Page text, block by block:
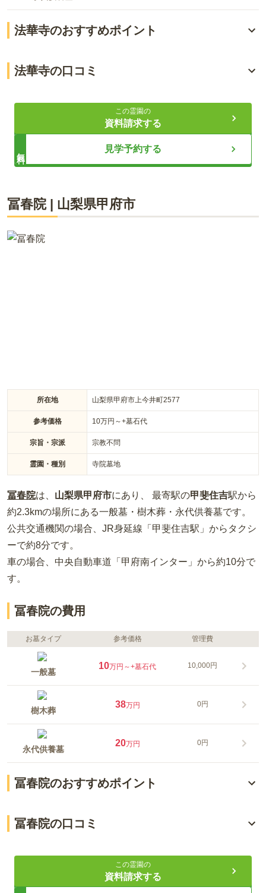
法華寺のおすすめポイント
ペットと共葬可能
ライフドット編集部
近にあります。1200年以上続く歴史あるお寺で、甲府空襲を免
れた立派な山門は、厳かな雰囲気の佇まいです。境内には梅や
紅葉など季節を感じる樹花があり、お墓参りと一緒に境内の散
策も楽しめます。法華寺の永代供養墓は、合祀墓から個別墓・
法華寺の口コミ
60代・女性
甲府駅から徒歩で向かいました。特に迷うこともなくすぐ到
着しました。行きやすくて助かりました。車で行ってもわか
この霊園の
資料請求する
見学予約する
冨春院| 山梨県甲府市
所在地 山梨県甲府市上今井町2577
参考価格 10万円～+墓石代
宗旨・宗派 宗教不問
霊園・種別 寺院墓地
冨春院は、 山梨県甲府市にあり、 最寄駅の甲斐住吉駅から
約2.3kmの場所にある一般墓・樹木葬・永代供養墓です。
公共交通機関の場合、JR身延線「甲斐住吉駅」からタクシ
ーで約8分です。
車の場合、中央自動車道「甲府南インター」から約10分で
す。
冨春院の費用
お墓タイプ 参考価格 管理費
一般墓
10万円～+墓石代 10,000円
樹木葬
38万円 0円
永代供養墓
20万円 0円
冨春院のおすすめポイント
供養や仏事の相談を気軽に行える
冨春院の口コミ
60代・女性
この霊園の
資料請求する